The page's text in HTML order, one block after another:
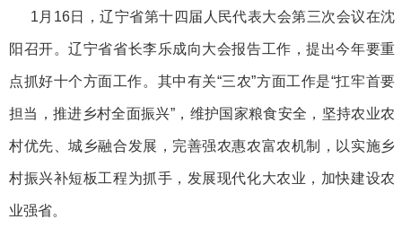
1月16日，辽宁省第十四届人民代表大会第三次会议在沈
阳召开。辽宁省省长李乐成向大会报告工作，提出今年要重
点抓好十个方面工作。其中有关“三农”方面工作是“扛牢首要
担当，推进乡村全面振兴”，维护国家粮食安全，坚持农业农
村优先、城乡融合发展，完善强农惠农富农机制，以实施乡
村振兴补短板工程为抓手，发展现代化大农业，加快建设农
业强省。